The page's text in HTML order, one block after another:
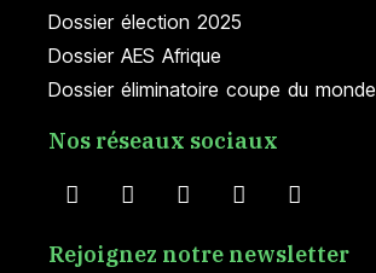
Dossier élection 2025
Dossier AES Afrique
Dossier éliminatoire coupe du monde
Nos réseaux sociaux
Rejoignez notre newsletter